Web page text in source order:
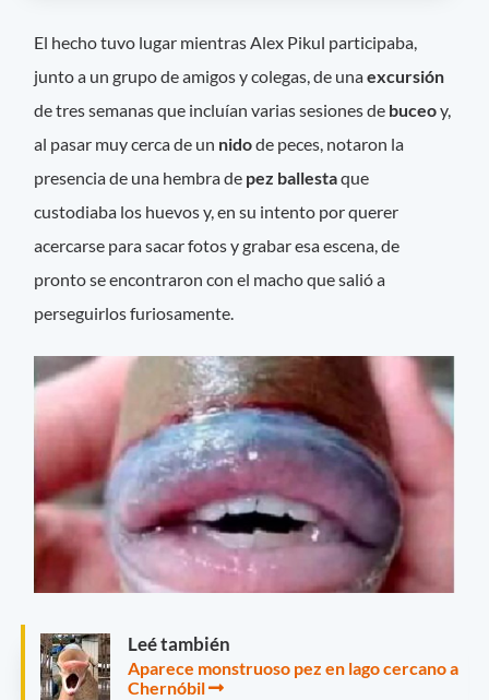
El hecho tuvo lugar mientras Alex Pikul participaba,
junto a un grupo de amigos y colegas, de unaexcursión
de tres semanas que incluían varias sesiones de buceoy,
al pasar muy cerca de un nidode peces, notaron la
presencia de una hembra de pez ballestaque
custodiaba los huevos y, en su intento por querer
acercarse para sacar fotos y grabar esa escena, de
pronto se encontraron con el macho que salió a
perseguirlos furiosamente.
Leé también
Aparece monstruoso pez en lago cercano a
Chernóbil